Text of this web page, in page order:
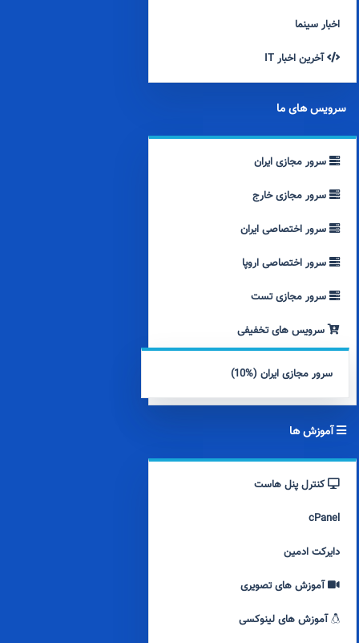
اخبار سینما
آخرین اخبار IT
سرویس های ما
سرور مجازی ایران
سرور مجازی خارج
سرور اختصاصی ایران
سرور اختصاصی اروپا
سرور مجازی تست
سرویس های تخفیفی
سرور مجازی ایران (%10)
آموزش ها
کنترل پنل هاست
cPanel
دایرکت ادمین
آموزش های تصویری
آموزش های لینوکسی